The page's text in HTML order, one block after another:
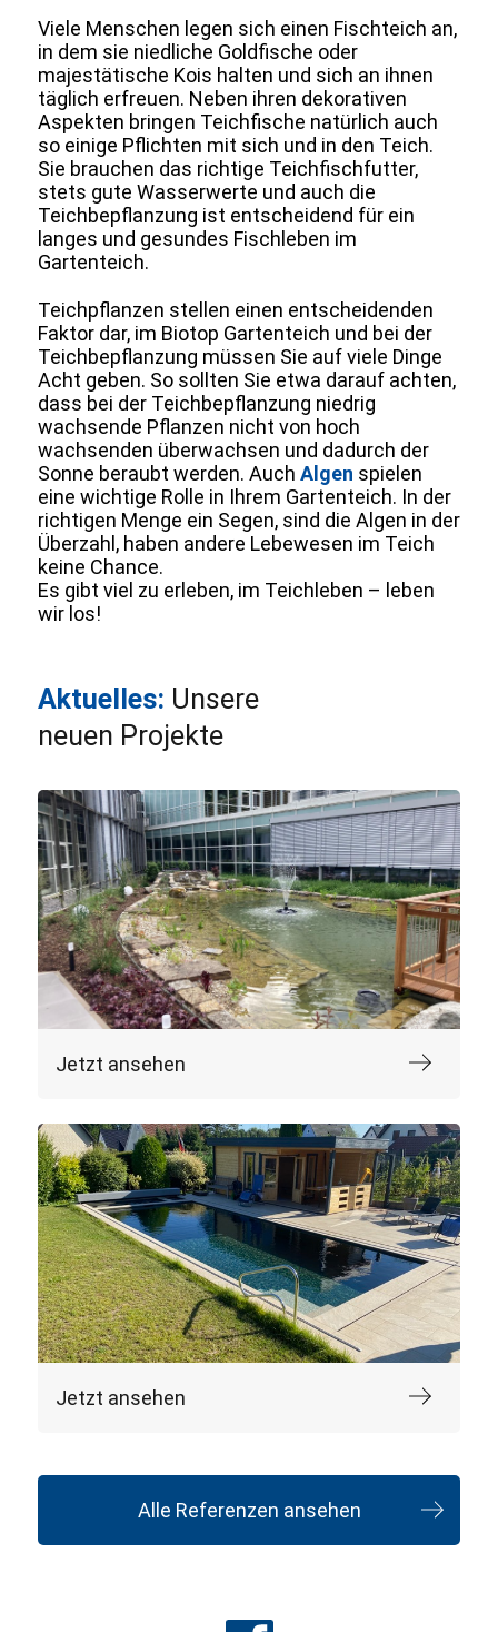
Viele Menschen legen sich einen Fischteich an,
in dem sie niedliche Goldfische oder
majestätische Kois halten und sich an ihnen
täglich erfreuen. Neben ihren dekorativen
Aspekten bringen Teichfische natürlich auch
so einige Pflichten mit sich und in den Teich.
Sie brauchen das richtige Teichfischfutter,
stets gute Wasserwerte und auch die
Teichbepflanzung ist entscheidend für ein
langes und gesundes Fischleben im
Gartenteich.
Teichpflanzen stellen einen entscheidenden
Faktor dar, im Biotop Gartenteich und bei der
Teichbepflanzung müssen Sie auf viele Dinge
Acht geben. So sollten Sie etwa darauf achten,
dass bei der Teichbepflanzung niedrig
wachsende Pflanzen nicht von hoch
wachsenden überwachsen und dadurch der
Sonne beraubt werden. Auch Algen spielen
eine wichtige Rolle in Ihrem Gartenteich. In der
richtigen Menge ein Segen, sind die Algen in der
Überzahl, haben andere Lebewesen im Teich
keine Chance.
Es gibt viel zu erleben, im Teichleben – leben
wir los!
Aktuelles: Unsere
neuen Projekte
Jetzt ansehen
Jetzt ansehen
Alle Referenzen ansehen